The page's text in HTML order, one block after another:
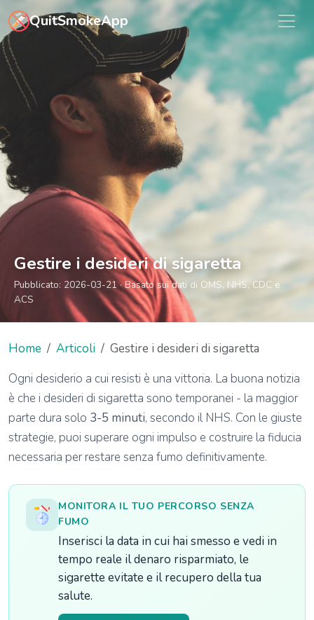
Vai al contenuto principale
QuitSmokeApp
Gestire i desideri di sigaretta
Pubblicato: 2026-03-21· Basato sui dati di OMS, NHS, CDC e
ACS
Home Articoli
Gestire i desideri di sigaretta
Ogni desiderio a cui resisti è una vittoria. La buona notizia
è che i desideri di sigaretta sono temporanei - la maggior
parte dura solo 3-5 minuti, secondo il NHS. Con le giuste
strategie, puoi superare ogni impulso e costruire la fiducia
necessaria per restare senza fumo definitivamente.
MONITORA IL TUO PERCORSO SENZA
FUMO
Inserisci la data in cui hai smesso e vedi in
tempo reale il denaro risparmiato, le
sigarette evitate e il recupero della tua
salute.